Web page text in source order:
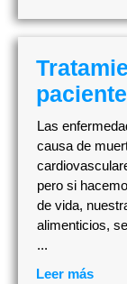
Las
causa de
pero si
de vida,
alimenticios,
...
Leer más